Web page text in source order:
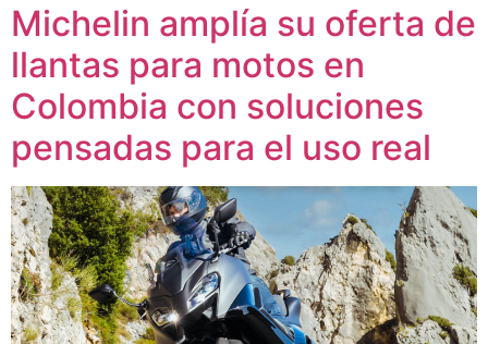
Michelin amplía su oferta de
llantas para motos en
Colombia con soluciones
pensadas para el uso real